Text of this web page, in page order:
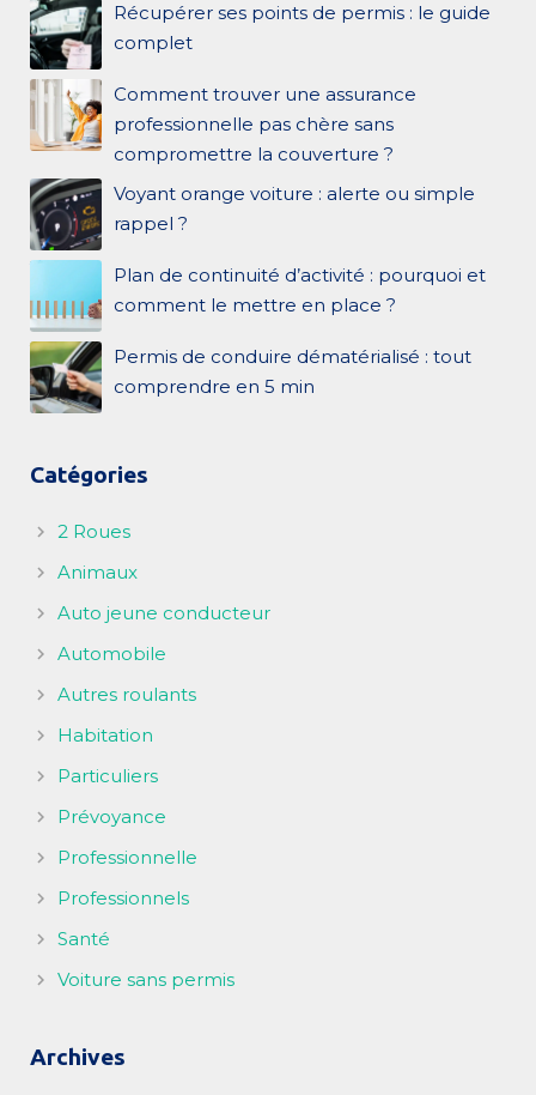
Récupérer ses points de permis : le guide
complet
Comment trouver une assurance
professionnelle pas chère sans
compromettre la couverture ?
Voyant orange voiture : alerte ou simple
rappel ?
Plan de continuité d’activité : pourquoi et
comment le mettre en place ?
Permis de conduire dématérialisé : tout
comprendre en 5 min
Catégories
2 Roues
Animaux
Auto jeune conducteur
Automobile
Autres roulants
Habitation
Particuliers
Prévoyance
Professionnelle
Professionnels
Santé
Voiture sans permis
Archives